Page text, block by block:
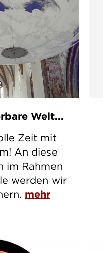
Welt...
Zeit mit
An diese
im Rahmen
werden wir
mehr